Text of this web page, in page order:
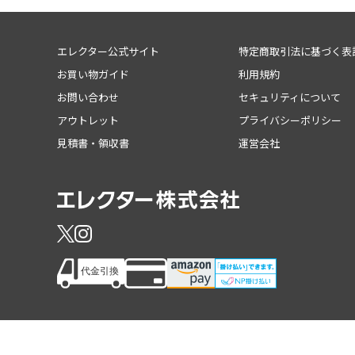
エレクター公式サイト
お買い物ガイド
お問い合わせ
アウトレット
見積書・領収書
特定商取引法に基づく表
利用規約
セキュリティについて
プライバシーポリシー
運営会社